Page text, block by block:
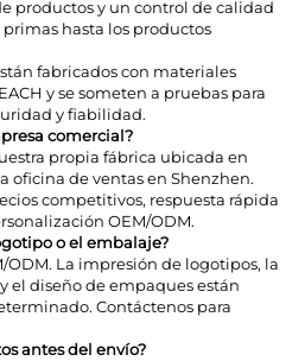
productos y un control de calidad
hasta los productos
fabricados con materiales
y se someten a pruebas para
y fiabilidad.
comercial?
propia fábrica ubicada en
oficina de ventas en Shenzhen.
competitivos, respuesta rápida
OEM/ODM.
o el embalaje?
ODM. La impresión de logotipos, la
el diseño de empaques están
Contáctenos para
antes del envío?